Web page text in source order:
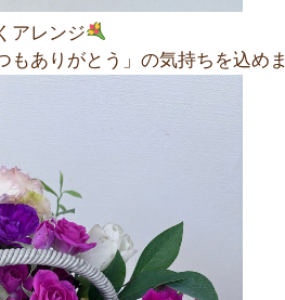
アレンジ
もありがとう」の気持ちを込め